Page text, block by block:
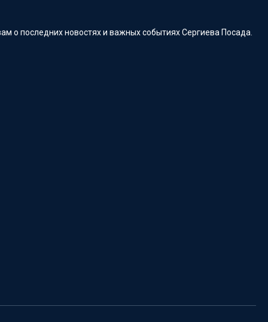
о последних новостях и важных событиях Сергиева Посада.